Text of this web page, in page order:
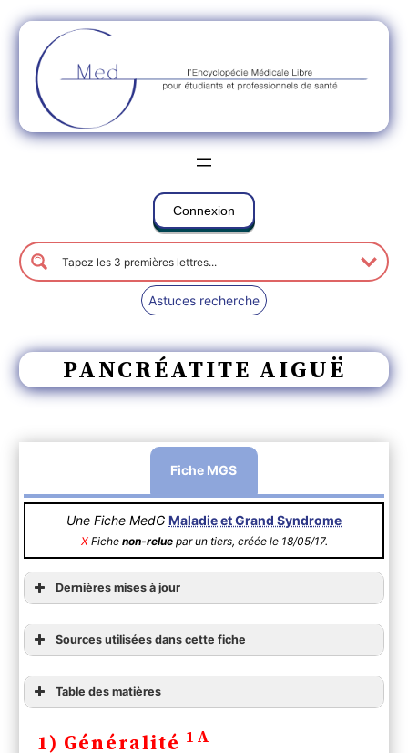
Connexion
Astuces recherche
PANCRÉATITE AIGUË
Fiche MGS
Une Fiche MedG Maladie et Grand Syndrome
XFiche non-reluepar un tiers, créée le 18/05/17.
Dernières mises à jour
Sources utilisées dans cette fiche
Table des matières
2) Diagnostic
1) Généralité 1A